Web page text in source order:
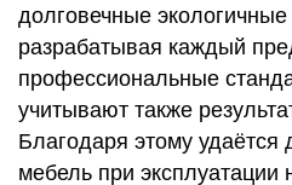
долговечные
разрабатывая каждый
профессиональные
учитывают также
Благодаря этому удаётся
мебель при эксплуатации